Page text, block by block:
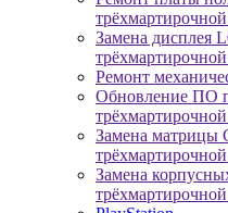
Замена дисплея
Ремонт
Обновление ПО
Замена матрицы
Замена